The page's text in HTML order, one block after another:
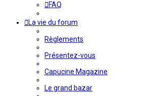
FAQ
La vie du forum
Règlements
Présentez-vous
Capucine Magazine
Le grand bazar